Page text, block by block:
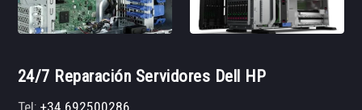
24/7 Reparación Servidores Dell HP
Tel:+34 692500286